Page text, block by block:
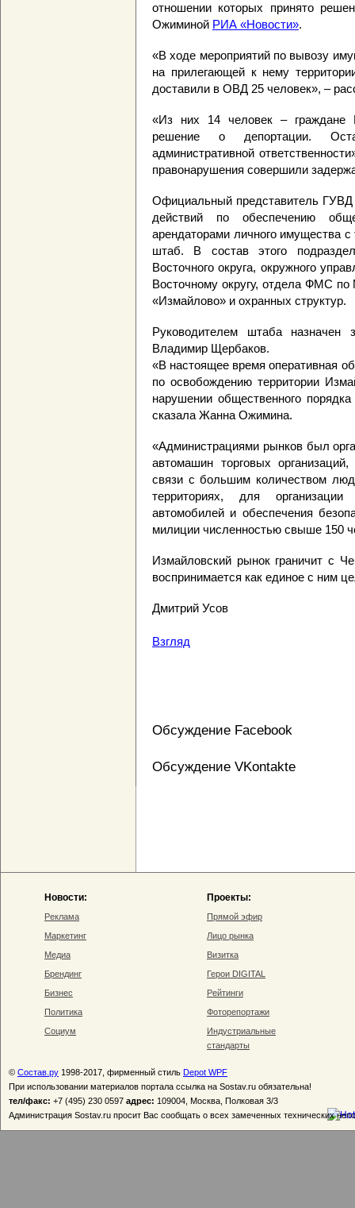
отношении которых принято
Ожиминой РИА «Новости».
«В ходе мероприятий по вывозу
на прилегающей к нему
доставили в ОВД 25 человек», –
«Из них 14 человек – граждане
решение о депортации.
административной
правонарушения совершили
Официальный представитель
действий по обеспечению
арендаторами личного имущества
штаб. В состав этого
Восточного округа, окружного
Восточному округу, отдела ФМС по
«Измайлово» и охранных структур.
Руководителем штаба назначен
Владимир Щербаков.
«В настоящее время оперативная
по освобождению территории
нарушении общественного
сказала Жанна Ожимина.
«Администрациями рынков был
автомашин торговых
связи с большим количеством
территориях, для организации
автомобилей и обеспечения
милиции численностью свыше 150
Измайловский рынок граничит с
воспринимается как единое с ним
Дмитрий Усов
Взгляд
Обсуждение Facebook
Обсуждение VKontakte
Новости:
Реклама
Маркетинг
Медиа
Брендинг
Бизнес
Политика
Социум
Проекты:
Прямой эфир
Лицо рынка
Визитка
Герои DIGITAL
Рейтинги
Фоторепортажи
Индустриальные
стандарты
© Состав.ру 1998-2017, фирменный стиль Depot WPF
При использовании материалов портала ссылка на Sostav.ru обязательна!
тел/факс: +7 (495) 230 0597 адрес: 109004, Москва, Полковая 3/3
Администрация Sostav.ru просит Вас сообщать о всех замеченных технических